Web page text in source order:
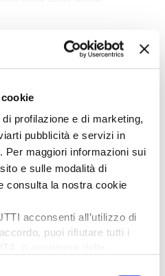
profilazione e di marketing,
pubblicità e servizi in
Per maggiori informazioni sui
e sulle modalità di
consulta la nostra cookie
acconsenti all’utilizzo di
puoi rifiutare tutti i
fondamentale per il
e va all’esame del
ha approvato il